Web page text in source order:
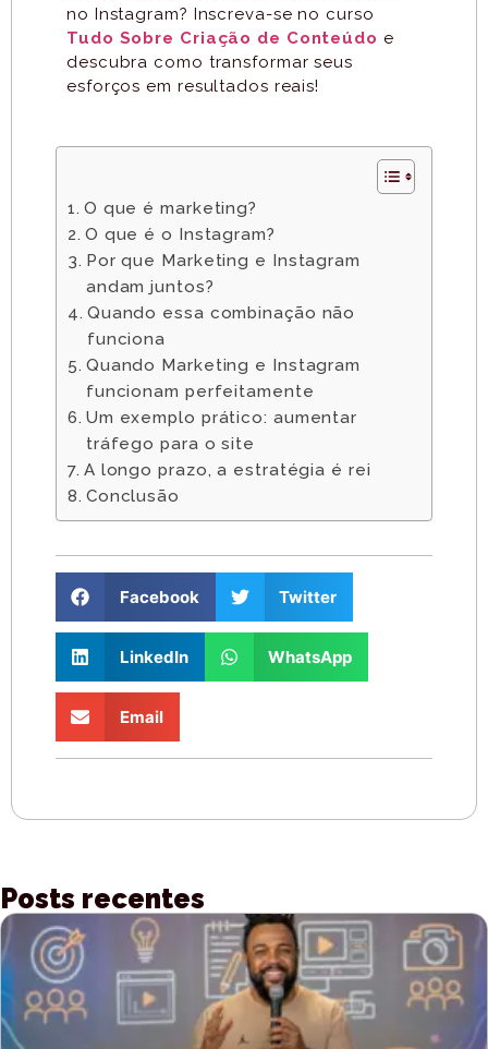
no Instagram? Inscreva-se no curso
Tudo Sobre Criação de Conteúdo e
descubra como transformar seus
esforços em resultados reais!
O que é marketing?
O que é o Instagram?
Por que Marketing e Instagram
andam juntos?
Quando essa combinação não
funciona
Quando Marketing e Instagram
funcionam perfeitamente
Um exemplo prático: aumentar
tráfego para o site
A longo prazo, a estratégia é rei
Conclusão
Facebook Twitter
LinkedIn WhatsApp
Email
Posts recentes